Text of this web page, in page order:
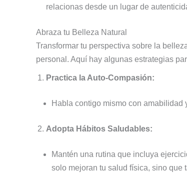
relacionas desde un lugar de
Abraza tu Belleza Natural
Transformar tu perspectiva sobre la
personal. Aquí hay algunas estrategias
Practica la Auto-Compasión:
Habla contigo mismo con amabilidad
Adopta Hábitos Saludables:
Mantén una rutina que incluya
solo mejoran tu salud física, sino que